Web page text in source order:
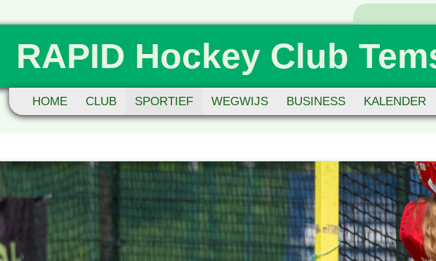
RAPID Hockey Club
HOME CLUB SPORTIEF WEGWIJS BUSINESS KALENDER